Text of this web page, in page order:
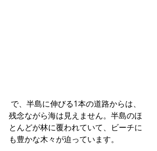
残念ながら海は見えません。半島のほ
とんどが林に覆われていて、ビーチに
も豊かな木々が迫っています。